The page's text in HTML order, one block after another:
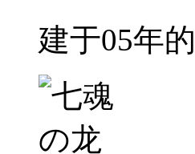
建于05年